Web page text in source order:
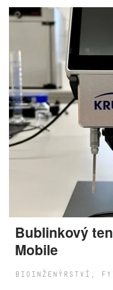
Bublinkový
Mobile
BIOINŽENÝRSTVÍ,